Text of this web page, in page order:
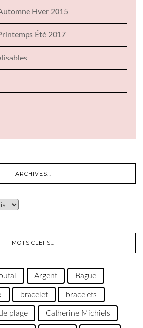
Hver 2015
Été 2017
ARCHIVES…
MOTS CLEFS…
Argent Bague
bracelet bracelets
plage Catherine Michiels